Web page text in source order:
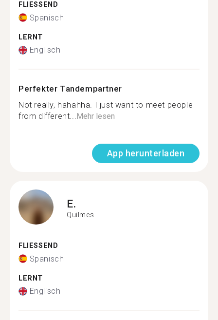
FLIESSEND
Spanisch
LERNT
Englisch
Perfekter Tandempartner
Not really, hahahha. I just want to meet people
from different...Mehr lesen
App herunterladen
E.
Quilmes
FLIESSEND
Spanisch
LERNT
Englisch